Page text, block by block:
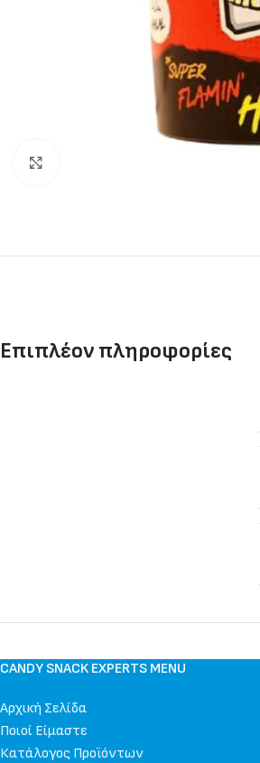
Επιπλέον πληροφορίες
CANDY SNACK EXPERTS MENU
Αρχική Σελίδα
Ποιοί Είμαστε
Κατάλογος Προϊόντων